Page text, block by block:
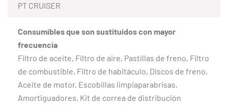
PT CRUISER
Consumibles que son sustituidos con mayor
frecuencia
Filtro de aceite, Filtro de aire, Pastillas de freno, Filtro
de combustible, Filtro de habitáculo, Discos de freno,
Aceite de motor, Escobillas limpiaparabrisas,
Amortiguadores, Kit de correa de distribución